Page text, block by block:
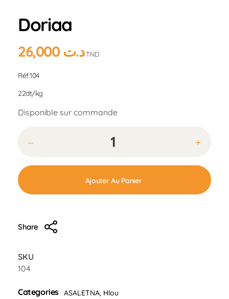
Doriaa
د.ت 26,000 TND
Réf:104
22dt/kg
Disponible sur commande
Ajouter Au Panier
Share
SKU
104
Categories ASALETNA, Hlou